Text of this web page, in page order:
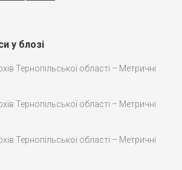
у блозі
Тернопільської області – Метричні
Тернопільської області – Метричні
Тернопільської області – Метричні